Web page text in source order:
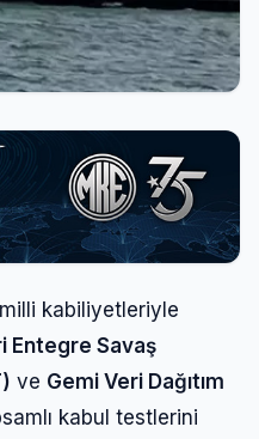
kabiliyetleriyle
Entegre Savaş
ve Gemi Veri Dağıtım
kabul testlerini